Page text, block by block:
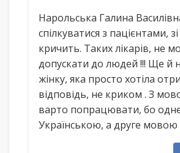
Нарольська Галина
спілкуватися з пацієнтами,
кричить. Таких лікарів, не
допускати до людей !!! Ще й
жінку, яка просто хотіла
відповідь, не криком . З
варто попрацювати, бо
Українською, а друге